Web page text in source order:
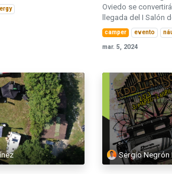
Oviedo se
llegada del I Salón
camper evento
mar. 5, 2024
Sergio Negrón